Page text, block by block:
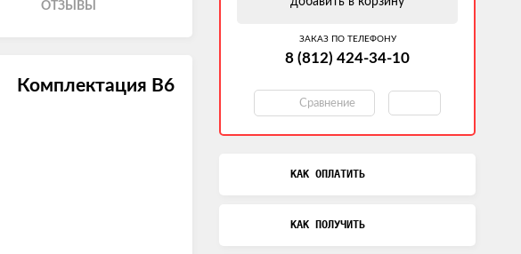
ОТЗЫВЫ
Комплектация В6
ЗАКАЗ ПО ТЕЛЕФОНУ
8 (812) 424-34-10
Сравнение
КАК ОПЛАТИТЬ
КАК ПОЛУЧИТЬ